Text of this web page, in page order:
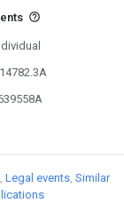
Legal events Similar